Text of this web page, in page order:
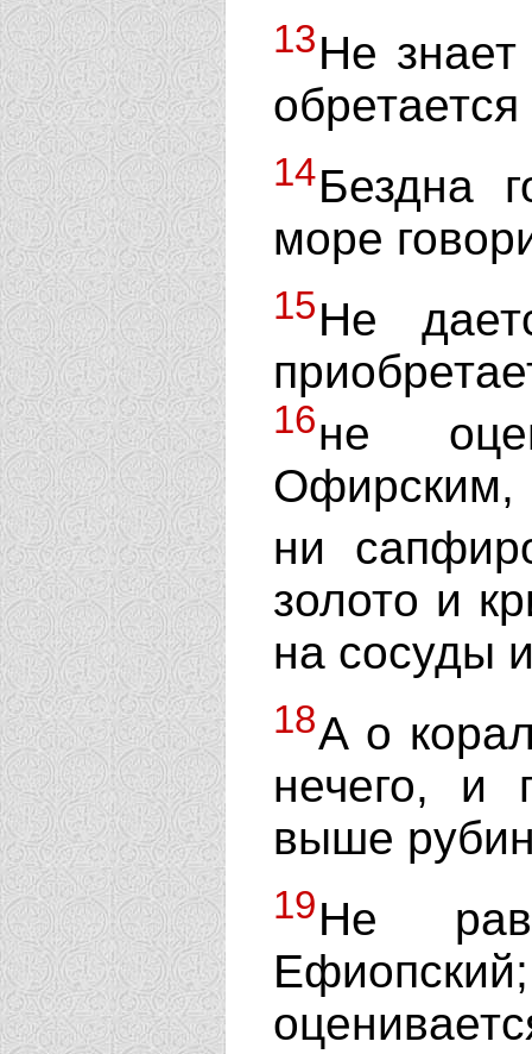
13Не
14Бездна
море
15Не
16не
Офирским,
ни
золото и
на сосуды
18А о
нечего, и
выше
19Не